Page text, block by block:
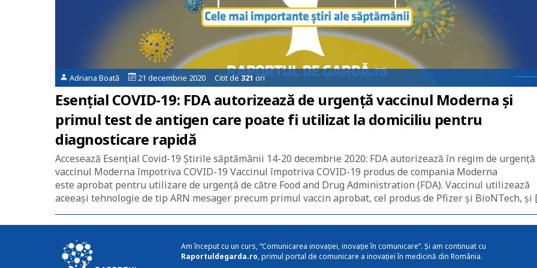
Adriana Boată 21 decembrie 2020 Citit de321 ori
Esențial COVID-19: FDA autorizează de urgență vaccinul Moderna și
primul test de antigen care poate fi utilizat la domiciliu pentru
diagnosticare rapidă
Accesează Esențial Covid-19 Știrile săptămânii 14-20 decembrie 2020: FDA autorizează în regim de urgență
vaccinul Moderna împotriva COVID-19 Vaccinul împotriva COVID-19 produs de compania Moderna
este aprobat pentru utilizare de urgență de către Food and Drug Administration (FDA). Vaccinul utilizează
aceeași tehnologie de tip ARN mesager precum primul vaccin aprobat, cel produs de Pfizer și BioNTech, și
Am început cu un curs, “Comunicarea inovației, inovație în comunicare”. Și am continuat cu
Raportuldegarda.ro, primul portal de comunicare a inovației în medicină din România.